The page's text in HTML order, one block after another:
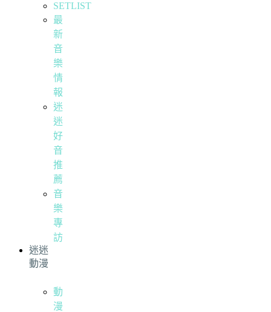
SETLIST
最
新
音
樂
情
報
迷
迷
好
音
推
薦
音
樂
專
訪
迷迷
動漫
動
漫